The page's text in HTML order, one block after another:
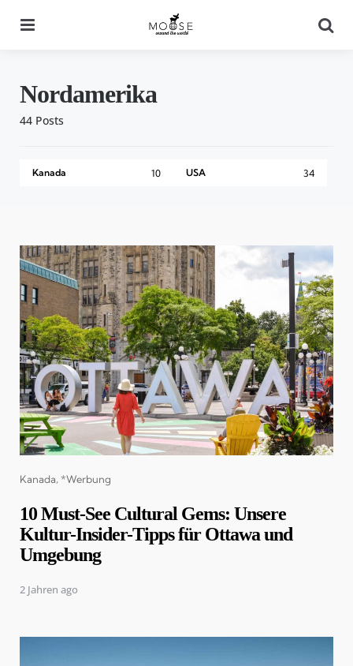
44 Posts
Nordamerika
Kanada 10 USA 34
Categories
Kanada *Werbung
10 Must-See Cultural Gems: Unsere
Kultur-Insider-Tipps für Ottawa und
Umgebung
2 Jahren ago